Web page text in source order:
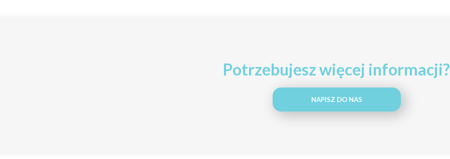
Potrzebujesz więcej informacji?
NAPISZ DO NAS